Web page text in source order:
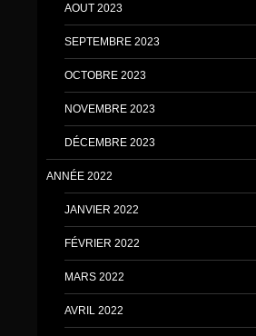
AOUT 2023
SEPTEMBRE 2023
OCTOBRE 2023
NOVEMBRE 2023
DÉCEMBRE 2023
ANNÉE 2022
JANVIER 2022
FÉVRIER 2022
MARS 2022
AVRIL 2022